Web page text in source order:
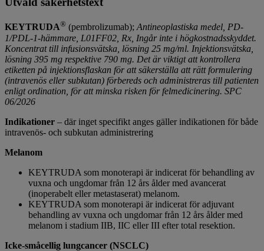
KEYTRUDA® (pembrolizumab);Antineoplastiska medel, PD-
1/PDL-1-hämmare, L01FF02, Rx, Ingår inte i högkostnadsskyddet.
Koncentrat till infusionsvätska, lösning 25 mg/ml. Injektionsvätska,
lösning 395 mg respektive 790 mg. Det är viktigt att kontrollera
etiketten på injektionsflaskan för att säkerställa att rätt formulering
(intravenös eller subkutan) förbereds och administreras till patienten
enligt ordination, för att minska risken för felmedicinering. SPC
06/2026
Indikationer – där inget specifikt anges gäller indikationen för både
intravenös- och subkutan administrering
Melanom
KEYTRUDA som monoterapi är indicerat för behandling av
vuxna och ungdomar från 12 års ålder med avancerat
(inoperabelt eller metastaserat) melanom.
KEYTRUDA som monoterapi är indicerat för adjuvant
behandling av vuxna och ungdomar från 12 års ålder med
melanom i stadium IIB, IIC eller III efter total resektion.
Icke-småcellig lungcancer (NSCLC)